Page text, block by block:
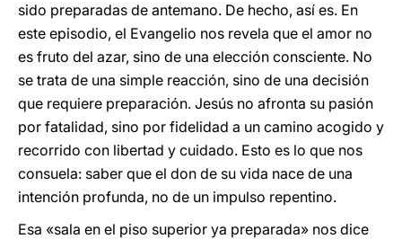
sido preparadas de antemano. De hecho, así es. En
este episodio, el Evangelio nos revela que el amor no
es fruto del azar, sino de una elección consciente. No
se trata de una simple reacción, sino de una decisión
que requiere preparación. Jesús no afronta su pasión
por fatalidad, sino por fidelidad a un camino acogido y
recorrido con libertad y cuidado. Esto es lo que nos
consuela: saber que el don de su vida nace de una
intención profunda, no de un impulso repentino.
Esa «sala en el piso superior ya preparada» nos dice